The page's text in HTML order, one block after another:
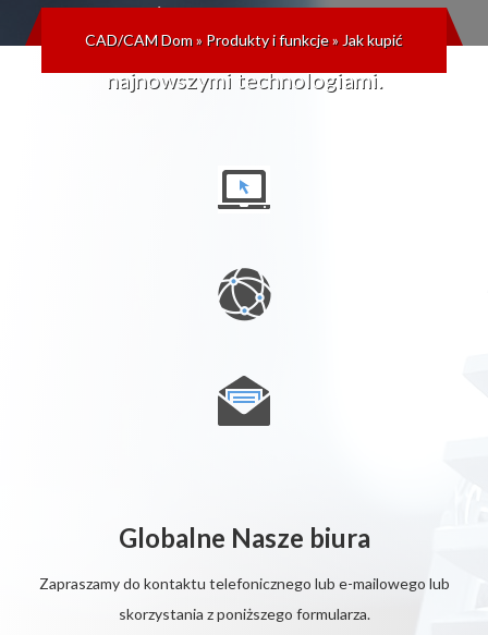
przyszłych wersji, dzięki czemu
zawsze możesz być na bieżąco z
najnowszymi technologiami.
CAD/CAM Dom» Produkty i funkcje» Jak kupić
Globalne Nasze biura
Zapraszamy do kontaktu telefonicznego lub e-mailowego lub
skorzystania z poniższego formularza.